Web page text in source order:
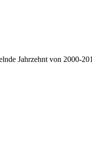
Jahrzehnt von 2000-